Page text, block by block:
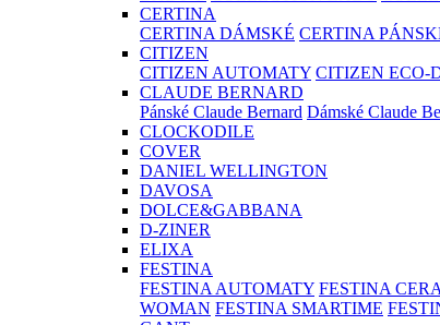
CERTINA
CERTINA DÁMSKÉ CERTINA
CITIZEN
CITIZEN AUTOMATY CITIZEN ECO-
CLAUDE BERNARD
Pánské Claude Bernard Dámské Claude
CLOCKODILE
COVER
DANIEL WELLINGTON
DAVOSA
DOLCE&GABBANA
D-ZINER
ELIXA
FESTINA
FESTINA AUTOMATY FESTINA
WOMAN FESTINA SMARTIME